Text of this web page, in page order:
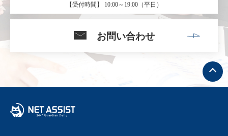
【受付時間】 10:00～19:00（平日）
お問い合わせ
ト
ッ
プ
へ